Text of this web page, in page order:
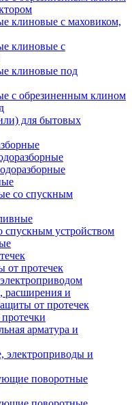
клиновые с маховиком,
клиновые с
клиновые под
с обрезиненным клином
для бытовых
со спускным
устройством
от протечек
расширения и
от протечек
арматура и
электроприводы и
поворотные